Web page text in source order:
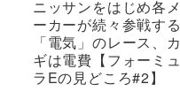
ニッサンをはじめ各メ
ーカーが続々参戦する
「電気」のレース、カ
ギは電費【フォーミュ
ラEの見どころ#2】